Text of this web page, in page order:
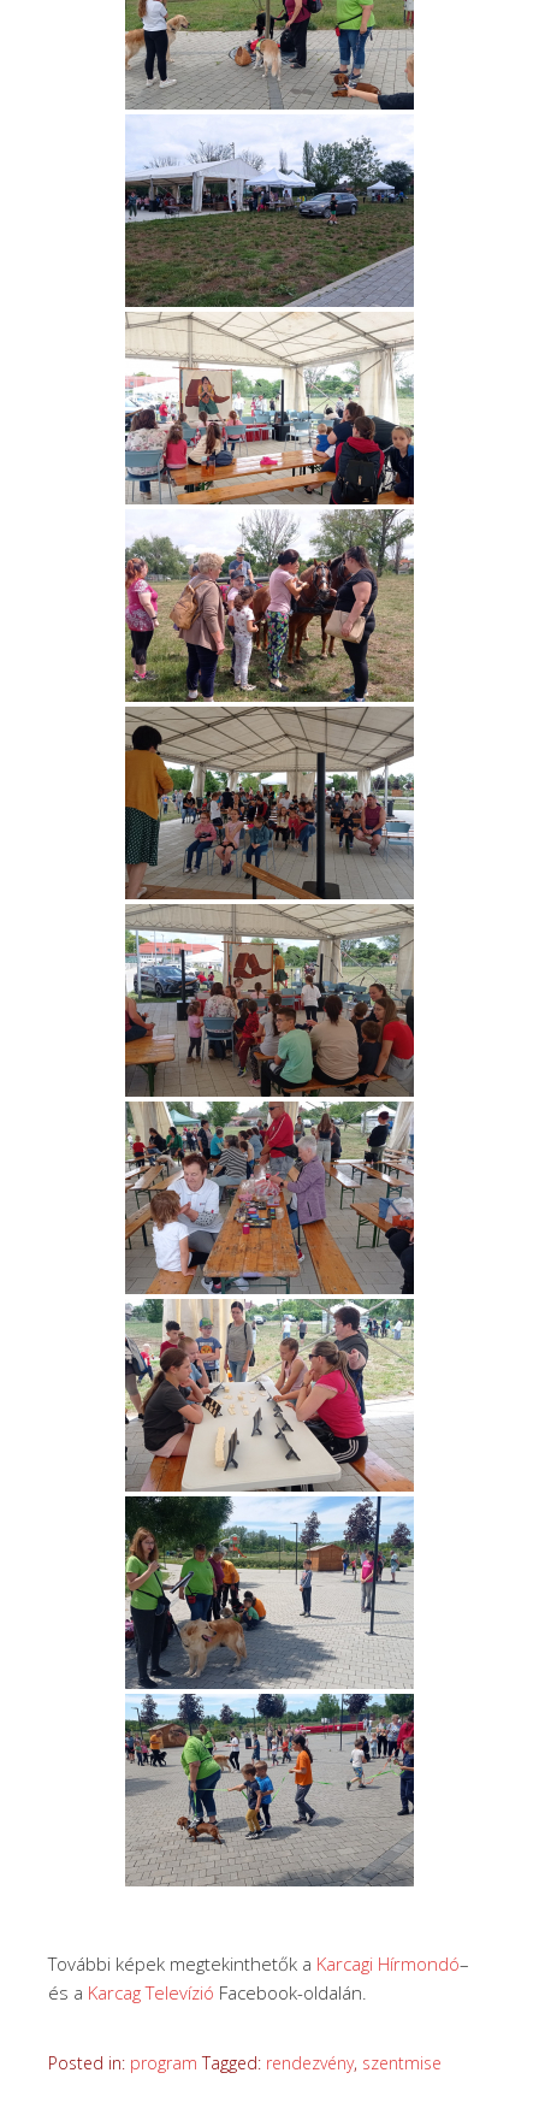
További képek megtekinthetők a Karcagi Hírmondó–
és a Karcag Televízió Facebook-oldalán.
Posted in: program Tagged: rendezvény, szentmise